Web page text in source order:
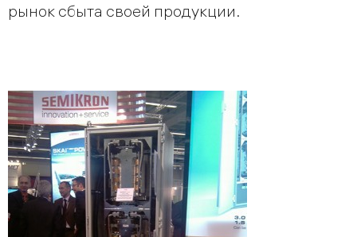
рынок сбыта своей продукции.